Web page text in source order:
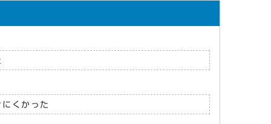
くかった